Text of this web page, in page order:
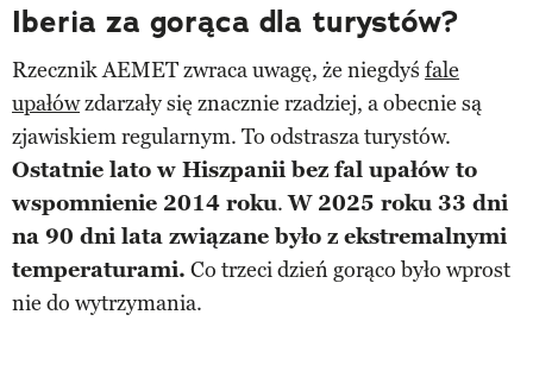
Iberia za gorąca dla turystów?
Rzecznik AEMET zwraca uwagę, że niegdyś fale
upałówzdarzały się znacznie rzadziej, a obecnie są
zjawiskiem regularnym. To odstrasza turystów.
Ostatnie lato w Hiszpanii bez fal upałów to
wspomnienie 2014 roku.W 2025 roku 33 dni
na 90 dni lata związane było z ekstremalnymi
temperaturami. Co trzeci dzień gorąco było wprost
nie do wytrzymania.